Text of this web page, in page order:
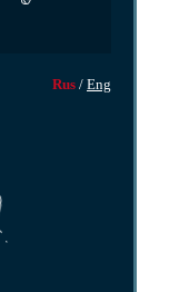
Rus / Eng